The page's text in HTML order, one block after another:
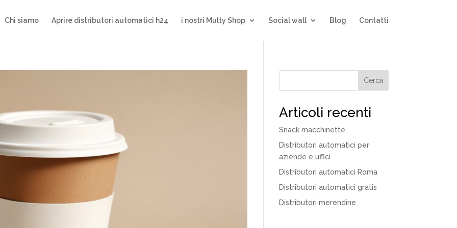
Chi siamo Aprire distributori automatici h24 i nostri Multy Shop Social wall Blog Contatti
Cerca
Articoli recenti
Snack macchinette
Distributori automatici per
aziende e uffici
Distributori automatici Roma
Distributori automatici gratis
Distributori merendine